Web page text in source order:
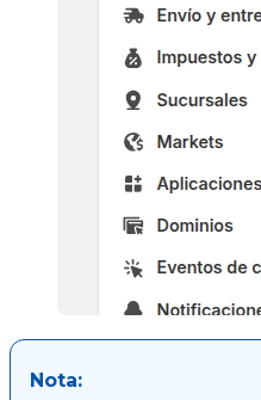
Nota: